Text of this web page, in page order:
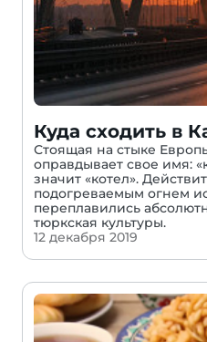
Куда сходить в
Стоящая на стыке
оправдывает свое имя:
значит «котел».
подогреваемым огнем
переплавились
тюркская культуры.
12 декабря 2019